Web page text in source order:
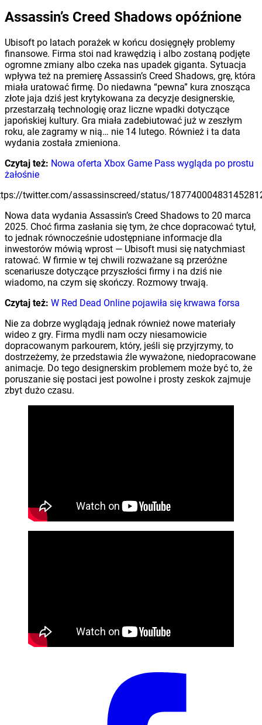
Assassin’s Creed Shadows opóźnione
Ubisoft po latach porażek w końcu dosięgnęły problemy
finansowe. Firma stoi nad krawędzią i albo zostaną podjęte
ogromne zmiany albo czeka nas upadek giganta. Sytuacja
wpływa też na premierę Assassin’s Creed Shadows, grę, która
miała uratować firmę. Do niedawna “pewna” kura znosząca
złote jaja dziś jest krytykowana za decyzje designerskie,
przestarzałą technologię oraz liczne wpadki dotyczące
japońskiej kultury. Gra miała zadebiutować już w zeszłym
roku, ale zagramy w nią… nie 14 lutego. Również i ta data
wydania została zmieniona.
Czytaj też: Nowa oferta Xbox Game Pass wygląda po prostu
żałośnie
twitter.com/assassinscreed/status/
Nowa data wydania Assassin’s Creed Shadows to 20 marca
2025. Choć firma zasłania się tym, że chce dopracować tytuł,
to jednak równocześnie udostępniane informacje dla
inwestorów mówią wprost — Ubisoft musi się natychmiast
ratować. W firmie w tej chwili rozważane są przeróżne
scenariusze dotyczące przyszłości firmy i na dziś nie
wiadomo, na czym się skończy. Rozmowy trwają.
Czytaj też: W Red Dead Online pojawiła się krwawa forsa
Nie za dobrze wyglądają jednak również nowe materiały
wideo z gry. Firma mydli nam oczy niesamowicie
dopracowanym parkourem, który, jeśli się przyjrzymy, to
dostrzeżemy, że przedstawia źle wyważone, niedopracowane
animacje. Do tego designerskim problemem może być to, że
poruszanie się postaci jest powolne i prosty zeskok zajmuje
zbyt dużo czasu.